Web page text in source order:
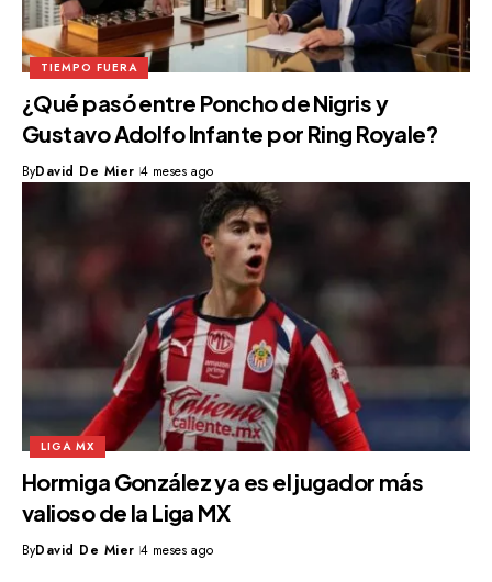
TIEMPO FUERA
¿Qué pasó entre Poncho de Nigris y
Gustavo Adolfo Infante por Ring Royale?
ByDavid De Mier 4 meses ago
LIGA MX
Hormiga González ya es el jugador más
valioso de la Liga MX
ByDavid De Mier 4 meses ago